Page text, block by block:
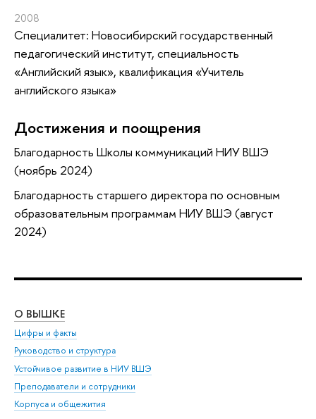
2008
Специалитет: Новосибирский государственный
педагогический институт, специальность
«Английский язык», квалификация «Учитель
английского языка»
Достижения и поощрения
Благодарность Школы коммуникаций НИУ ВШЭ
(ноябрь 2024)
Благодарность старшего директора по основным
образовательным программам НИУ ВШЭ (август
2024)
О ВЫШКЕ
Цифры и факты
Руководство и структура
Устойчивое развитие в НИУ ВШЭ
Преподаватели и сотрудники
Корпуса и общежития